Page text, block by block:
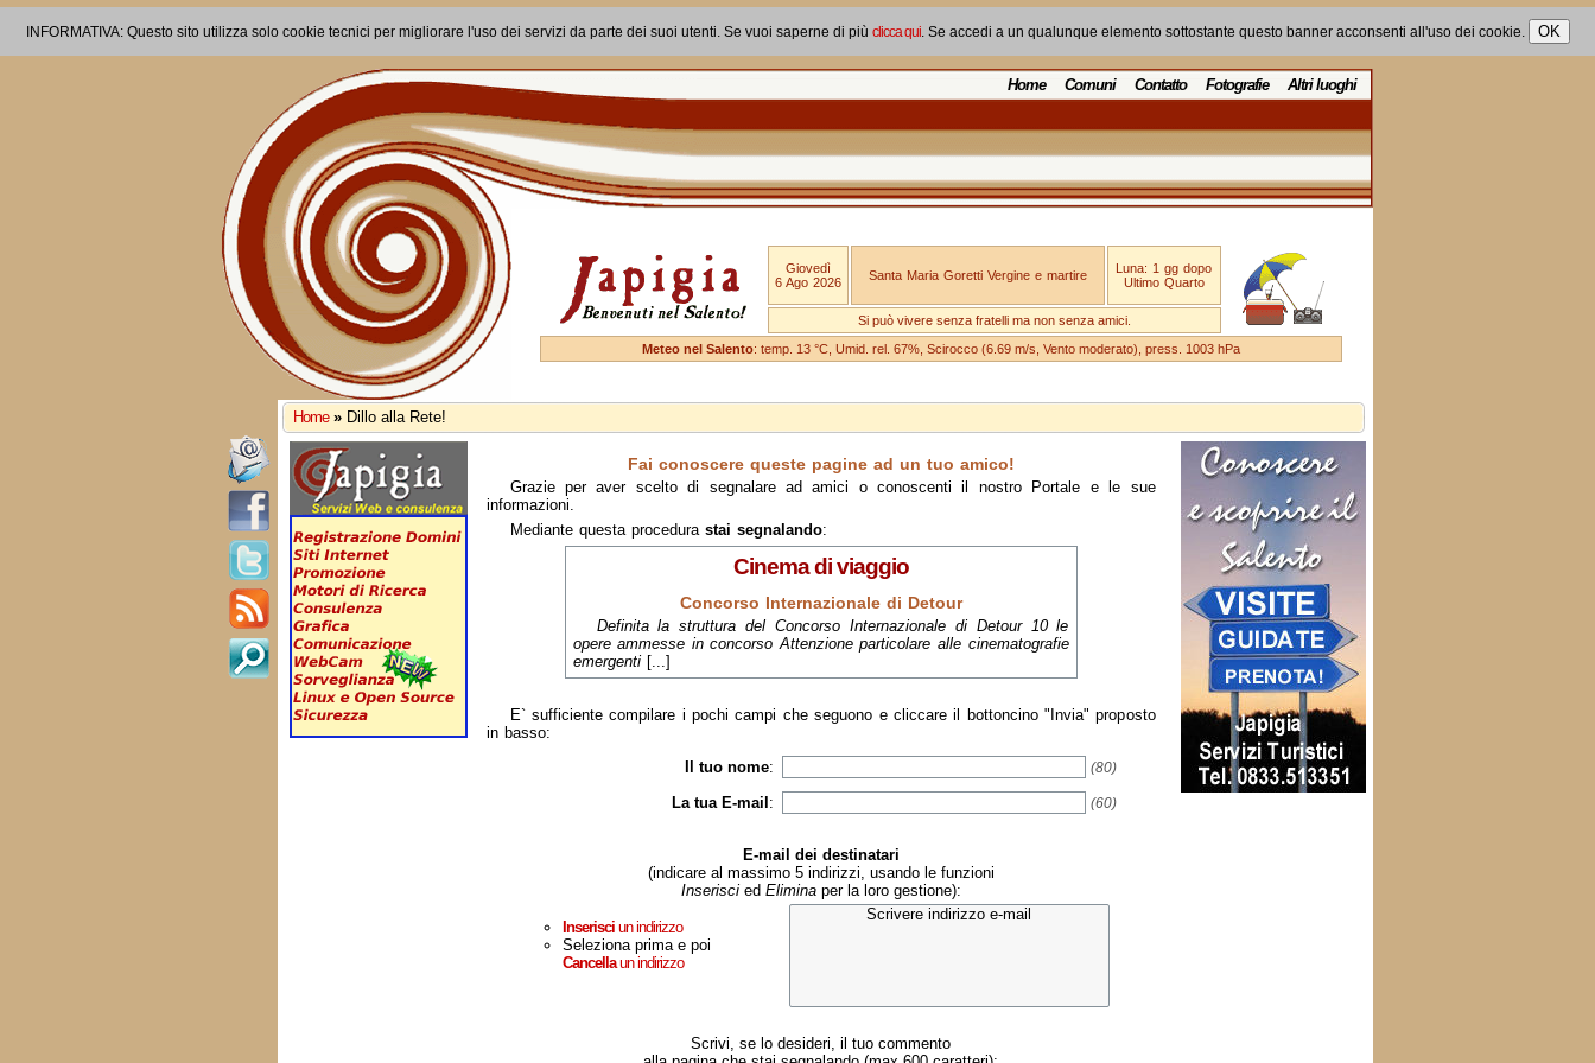
INFORMATIVA: Questo sito utilizza solo cookie tecnici per migliorare l'uso dei servizi da parte dei suoi utenti. Se vuoi saperne di più clicca qui. Se accedi a un qualunque elemento sottostante questo banner acconsenti all'uso dei cookie.
Home Comuni Contatto Fotografie Altri luoghi
Giovedì
6 Ago 2026
Santa Maria Goretti Vergine e martire
Luna: 1 gg dopo
Ultimo Quarto
Si può vivere senza fratelli ma non senza amici.
Meteo nel Salento: temp. 13 °C, Umid. rel. 67%, Scirocco (6.69 m/s, Vento moderato), press. 1003 hPa
Home » Dillo alla Rete!
Fai conoscere queste pagine ad un tuo amico!
Grazie per aver scelto di segnalare ad amici o conoscenti il nostro Portale e le sue
informazioni.
Mediante questa procedura stai segnalando:
Cinema di viaggio
Concorso Internazionale di Detour
Definita la struttura del Concorso Internazionale di Detour 10 le
opere ammesse in concorso Attenzione particolare alle cinematografie
emergenti [...]
E` sufficiente compilare i pochi campi che seguono e cliccare il bottoncino "Invia" proposto
in basso:
Il tuo nome: (80)
La tua E-mail : (60)
E-mail dei destinatari
(indicare al massimo 5 indirizzi, usando le funzioni
Inseriscied Eliminaper la loro gestione):
Inserisciun indirizzo
Seleziona prima e poi
Cancellaun indirizzo
Scrivi, se lo desideri, il tuo commento